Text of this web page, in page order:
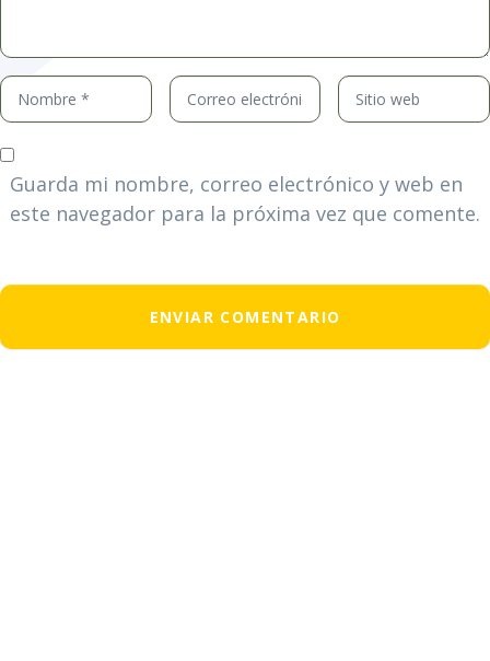
Nombre
*
Correo
electrónico
Sitio
web
Guarda mi nombre, correo electrónico y web en
este navegador para la próxima vez que comente.